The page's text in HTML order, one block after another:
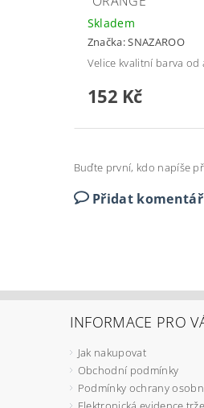
Skladem
Značka:SNAZAROO
Velice kvalitní barva od
152 Kč
Buďte první, kdo napíše
Přidat komentář
INFORMACE PRO
Jak nakupovat
Obchodní podmínky
Podmínky ochrany